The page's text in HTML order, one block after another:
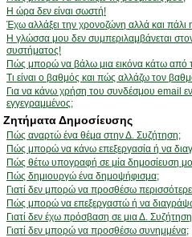
Η ώρα δεν είναι σωστή!
Έχω αλλάξει την χρονοζώνη αλλά και πάλι
Η γλώσσα μου δεν συμπεριλαμβάνεται
συστήματος!
Πώς μπορώ να βάλω μια εικόνα κάτω από
Τι είναι ο βαθμός και πώς αλλάζω τον
Για να κάνω χρήση του συνδέσμου email
εγγεγραμμένος;
Ζητήματα Δημοσίευσης
Πώς αναρτώ ένα θέμα στην Δ. Συζήτηση;
Πώς μπορώ να κάνω επεξεργασία ή να
Πώς θέτω υπογραφή σε μία δημοσίευση
Πώς δημιουργώ ένα δημοψήφισμα;
Γιατί δεν μπορώ να προσθέσω
Πώς μπορώ να επεξεργαστώ ή να
Γιατί δεν έχω πρόσβαση σε μια Δ.
Γιατί δεν μπορώ να προσθέσω συνημμένα;